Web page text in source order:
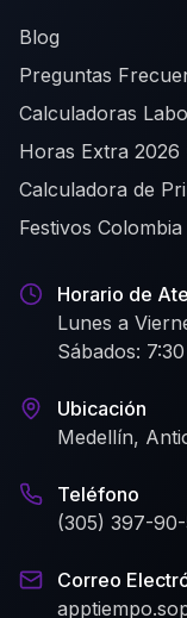
Blog
Preguntas
Calculadoras
Horas Extra 2026
Calculadora de
Festivos
Horario de
Lunes a
Sábados:
Ubicación
Medellín,
Teléfono
(305) 397-
Correo